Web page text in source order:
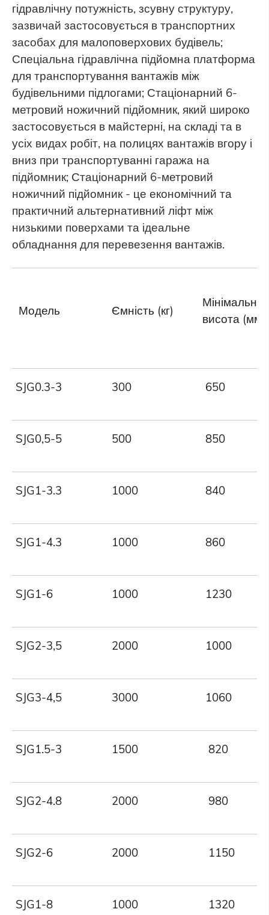
гідравлічну потужність, зсувну структуру,
зазвичай застосовується в транспортних
засобах для малоповерхових будівель;
Спеціальна гідравлічна підйомна платформа
для транспортування вантажів між
будівельними підлогами; Стаціонарний 6-
метровий ножичний підйомник, який широко
застосовується в майстерні, на складі та в
усіх видах робіт, на полицях вантажів вгору і
вниз при транспортуванні гаража на
підйомник; Стаціонарний 6-метровий
ножичний підйомник - це економічний та
практичний альтернативний ліфт між
низькими поверхами та ідеальне
обладнання для перевезення вантажів.
Модель Ємність (кг)
Мінімальна
висота (мм)
SJG0.3-3 300 650
SJG0,5-5 500 850
SJG1-3.3 1000 840
SJG1-4.3 1000 860
SJG1-6 1000 1230
SJG2-3,5 2000 1000
SJG3-4,5 3000 1060
SJG1.5-3 1500 820
SJG2-4.8 2000 980
SJG2-6 2000 1150
SJG1-8 1000 1320